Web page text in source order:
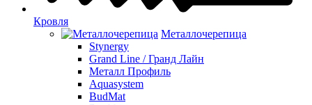
Кровля
Металлочерепица
Stynergy
Grand Line / Гранд Лайн
Металл Профиль
Aquasystem
BudMat